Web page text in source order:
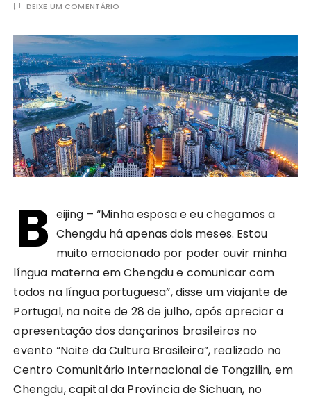
DEIXE UM COMENTÁRIO
B eijing – “Minha esposa e eu chegamos a
Chengdu há apenas dois meses. Estou
muito emocionado por poder ouvir minha
língua materna em Chengdu e comunicar com
todos na língua portuguesa”, disse um viajante de
Portugal, na noite de 28 de julho, após apreciar a
apresentação dos dançarinos brasileiros no
evento “Noite da Cultura Brasileira”, realizado no
Centro Comunitário Internacional de Tongzilin, em
Chengdu, capital da Província de Sichuan, no